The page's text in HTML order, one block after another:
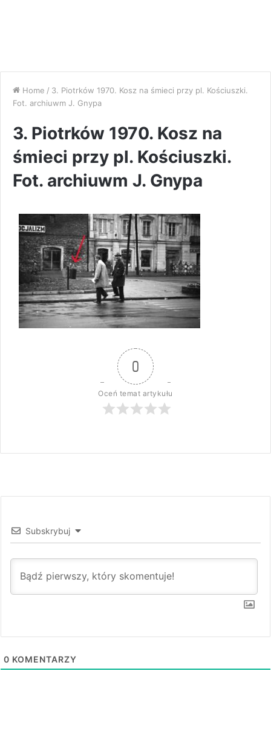
Home / 3. Piotrków 1970. Kosz na śmieci przy pl. Kościuszki.
Fot. archiuwm J. Gnypa
3. Piotrków 1970. Kosz na
śmieci przy pl. Kościuszki.
Fot. archiuwm J. Gnypa
0
Oceń temat artykułu
Subskrybuj
0 KOMENTARZY